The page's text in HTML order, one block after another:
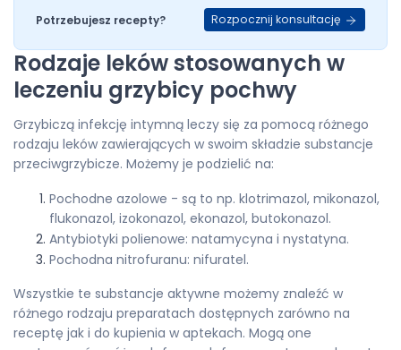
Potrzebujesz recepty? Rozpocznij konsultację
Rodzaje leków stosowanych w
leczeniu grzybicy pochwy
Grzybiczą infekcję intymną leczy się za pomocą różnego
rodzaju leków zawierających w swoim składzie substancje
przeciwgrzybicze. Możemy je podzielić na:
Pochodne azolowe - są to np. klotrimazol, mikonazol,
flukonazol, izokonazol, ekonazol, butokonazol.
Antybiotyki polienowe: natamycyna i nystatyna.
Pochodna nitrofuranu: nifuratel.
Wszystkie te substancje aktywne możemy znaleźć w
różnego rodzaju preparatach dostępnych zarówno na
receptę jak i do kupienia w aptekach. Mogą one